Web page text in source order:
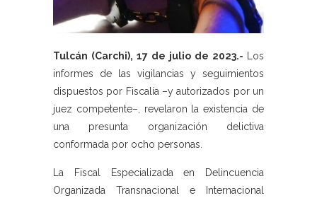
Tulcán (Carchi), 17 de julio de 2023.- Los
informes de las vigilancias y seguimientos
dispuestos por Fiscalía –y autorizados por un
juez competente–, revelaron la existencia de
una presunta organización delictiva
conformada por ocho personas.
La Fiscal Especializada en Delincuencia
Organizada Transnacional e Internacional